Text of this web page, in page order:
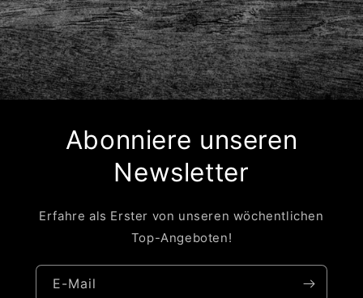
Abonniere unseren
Newsletter
Erfahre als Erster von unseren wöchentlichen
Top-Angeboten!
E-Mail